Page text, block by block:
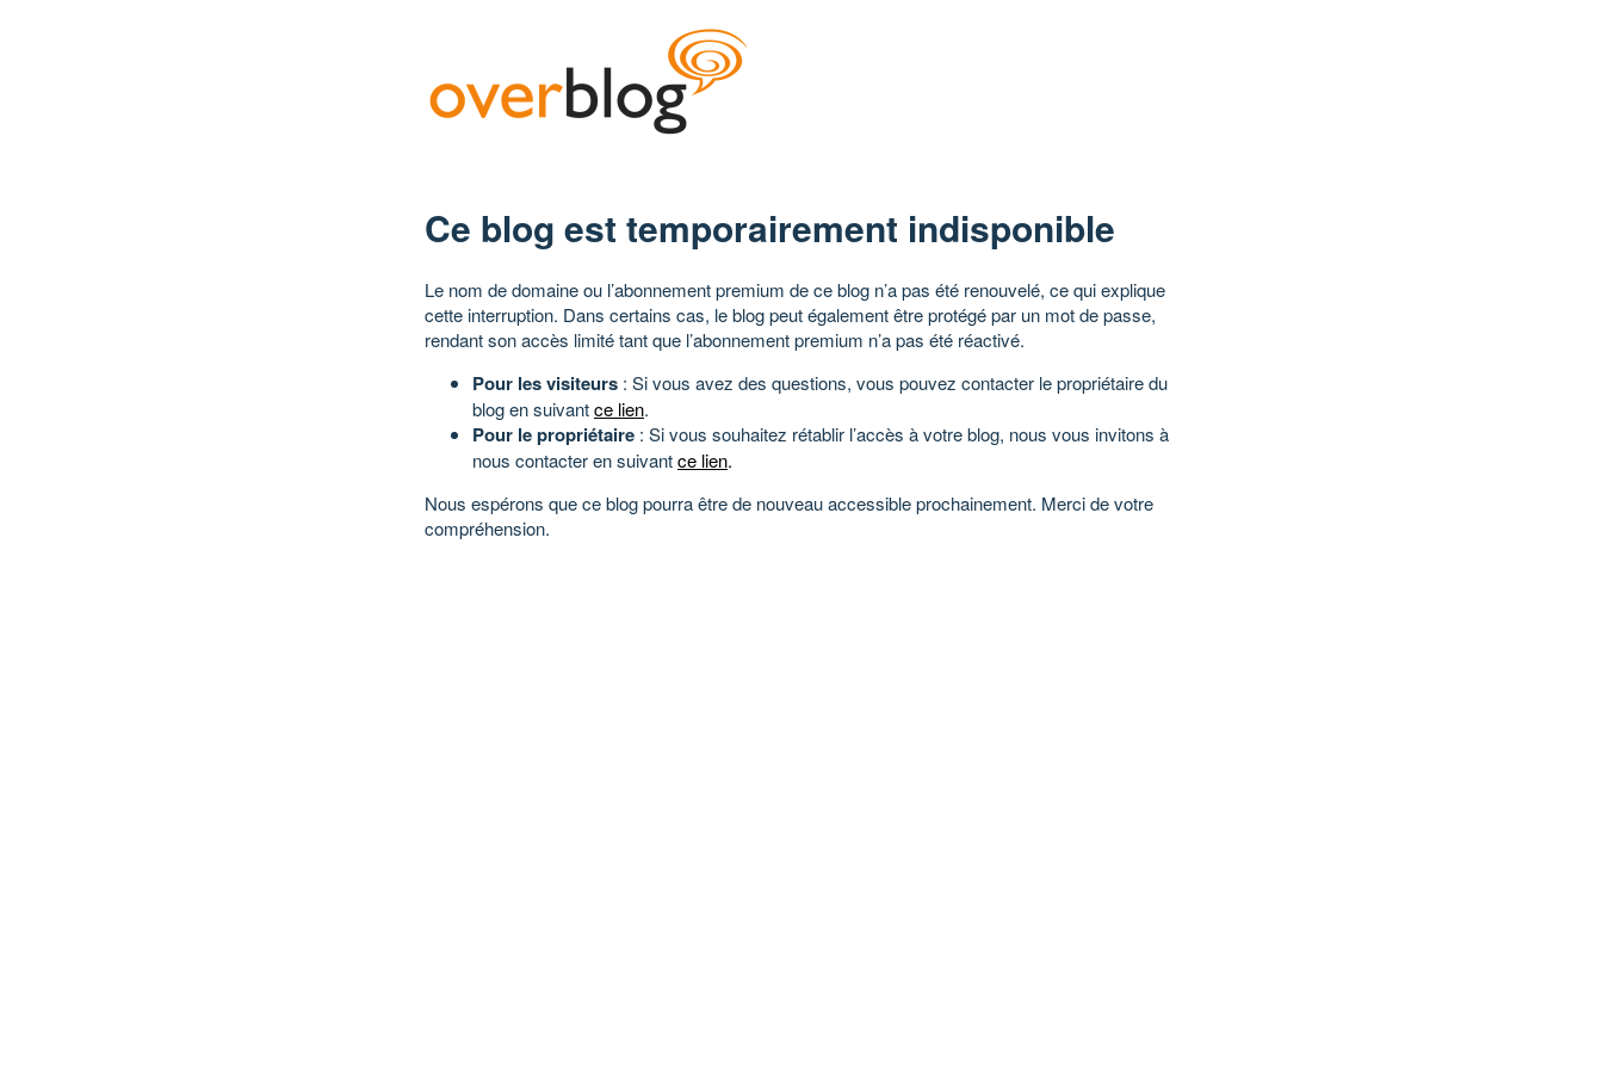
Ce blog est temporairement indisponible
Le nom de domaine ou l’abonnement premium de ce blog n’a pas été renouvelé, ce qui explique
cette interruption. Dans certains cas, le blog peut également être protégé par un mot de passe,
rendant son accès limité tant que l’abonnement premium n’a pas été réactivé.
Pour les visiteurs : Si vous avez des questions, vous pouvez contacter le propriétaire du
blog en suivantce lien.
Pour le propriétaire : Si vous souhaitez rétablir l’accès à votre blog, nous vous invitons à
nous contacter en suivantce lien.
Nous espérons que ce blog pourra être de nouveau accessible prochainement. Merci de votre
compréhension.